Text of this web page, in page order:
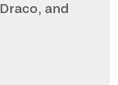
and